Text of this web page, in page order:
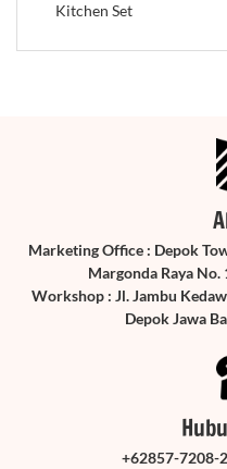
Kitchen Set
Marketing Office : Depok
Margonda Raya
Workshop : Jl. Jambu
Depok Jawa
+62857-7208-